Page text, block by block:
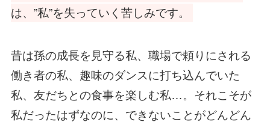
は、”私”を失っていく苦しみです。
昔は孫の成長を見守る私、職場で頼りにされる
働き者の私、趣味のダンスに打ち込んでいた
私、友だちとの食事を楽しむ私…。それこそが
私だったはずなのに、できないことがどんどん